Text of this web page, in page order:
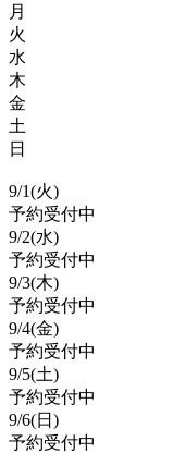
月
火
水
木
金
土
日
9/1(火)
予約受付中
9/2(水)
予約受付中
9/3(木)
予約受付中
9/4(金)
予約受付中
9/5(土)
予約受付中
9/6(日)
予約受付中